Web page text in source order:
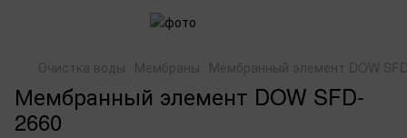
Очистка воды Мембраны Мембранный элемент DOW
Мембранный элемент DOW SFD-
2660